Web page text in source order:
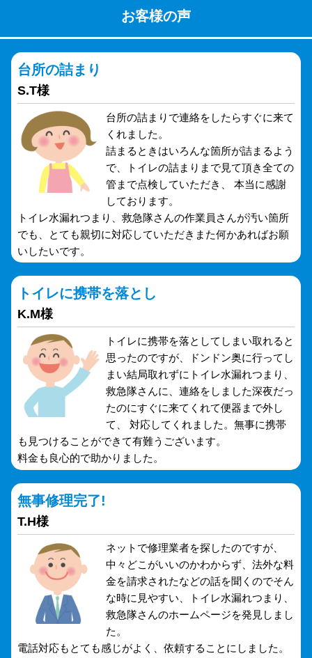
お客様の声
台所の詰まり
S.T様
台所の詰まりで連絡をしたらすぐに来て
くれました。
詰まるときはいろんな箇所が詰まるよう
で、トイレの詰まりまで見て頂き全ての
管まで点検していただき、 本当に感謝
しております。
トイレ水漏れつまり、救急隊さんの作業員さんが汚い箇所
でも、とても親切に対応していただきまた何かあればお願
いしたいです。
トイレに携帯を落とし
K.M様
トイレに携帯を落としてしまい取れると
思ったのですが、ドンドン奥に行ってし
まい結局取れずにトイレ水漏れつまり、
救急隊さんに、連絡をしました深夜だっ
たのにすぐに来てくれて便器まで外し
て、 対応してくれました。無事に携帯
も見つけることができて有難うございます。
料金も良心的で助かりました。
無事修理完了!
T.H様
ネットで修理業者を探したのですが、
中々どこがいいのかわからず、法外な料
金を請求されたなどの話を聞くのでそん
な時に見やすい、トイレ水漏れつまり、
救急隊さんのホームページを発見しまし
た。
電話対応もとても感じがよく、依頼することにしました。